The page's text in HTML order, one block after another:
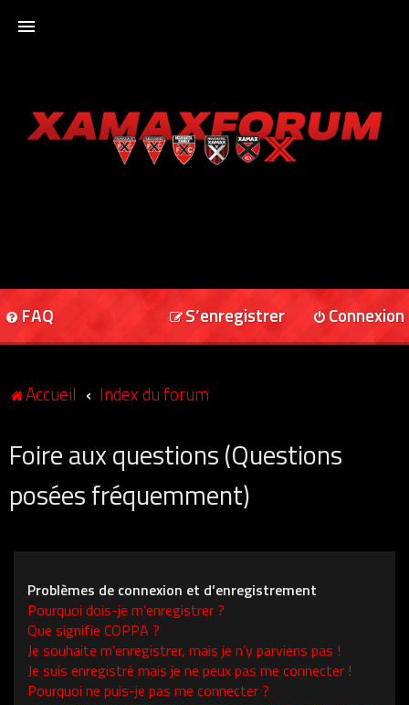
XAMAXFORUM
FAQ Connexion
S’enregistrer
Accueil Index du forum
Foire aux questions (Questions
posées fréquemment)
Problèmes de connexion et d’enregistrement
Pourquoi dois-je m’enregistrer ?
Que signifie COPPA ?
Je souhaite m’enregistrer, mais je n’y parviens pas !
Je suis enregistré mais je ne peux pas me connecter !
Pourquoi ne puis-je pas me connecter ?